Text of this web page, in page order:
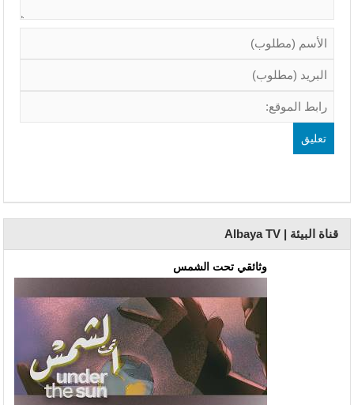
قناة البيئة | Albaya TV
وثائقي تحت الشمس